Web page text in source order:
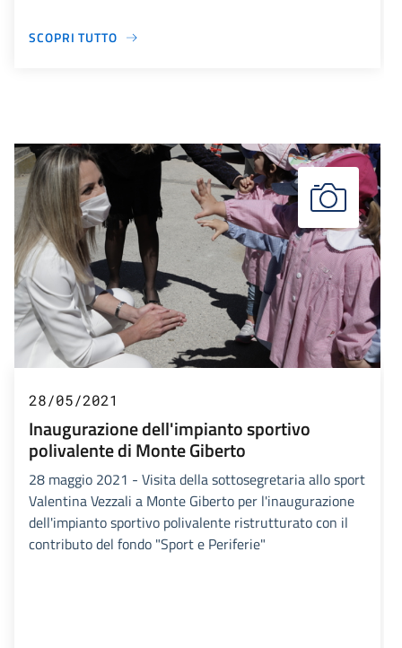
SCOPRI TUTTO
28/05/2021
Inaugurazione dell'impianto sportivo
polivalente di Monte Giberto
28 maggio 2021 - Visita della sottosegretaria allo sport
Valentina Vezzali a Monte Giberto per l'inaugurazione
dell'impianto sportivo polivalente ristrutturato con il
contributo del fondo "Sport e Periferie"